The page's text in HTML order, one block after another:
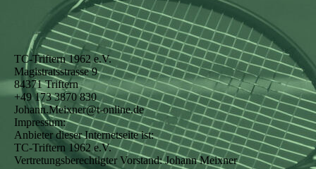
TC-Triftern 1962 e.V.
Magistratsstrasse 9
84371 Triftern
+49 173 3870 830
Johann.Meixner@t-online.de
Impressum:
Anbieter dieser Internetseite ist:
TC-Triftern 1962 e.V.
Vertretungsberechtigter Vorstand: Johann Meixner